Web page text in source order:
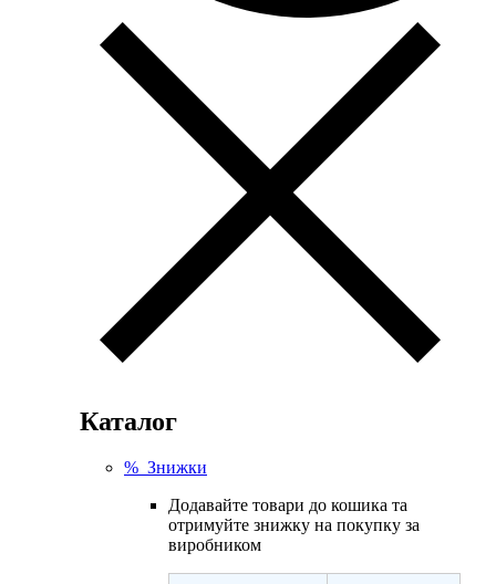
Каталог
% Знижки
Додавайте товари до кошика та
отримуйте знижку на покупку за
виробником